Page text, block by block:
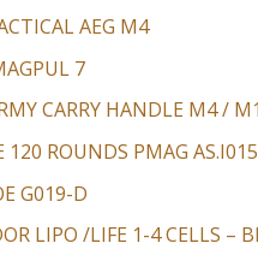
AEG M4
7
CARRY HANDLE M4 /
120 ROUNDS PMAG
G019-D
LIPO /LIFE 1-4 CELLS –